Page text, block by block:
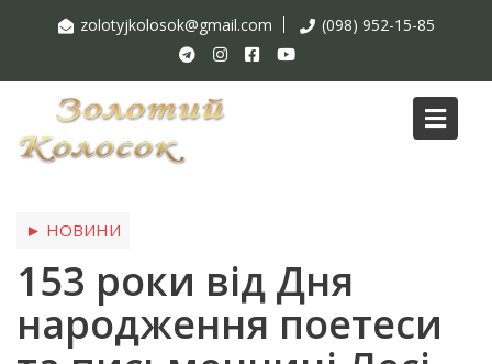
zolotyjkolosok@gmail.com (098) 952-15-85
► НОВИНИ
153 роки від Дня
народження поетеси